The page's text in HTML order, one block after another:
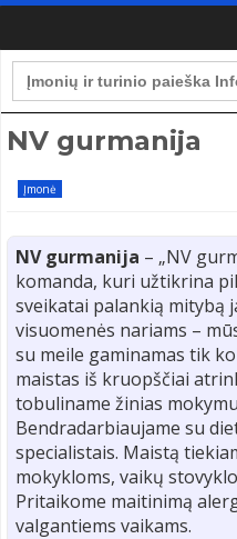
Search
for:
NV gurmanija
Įmonė
NV gurmanija – „NV
komanda, kuri užtikrina
sveikatai palankią mitybą
visuomenės nariams –
su meile gaminamas tik
maistas iš kruopščiai
tobuliname žinias
Bendradarbiaujame su
specialistais. Maistą
mokykloms, vaikų
Pritaikome maitinimą
valgantiems vaikams.